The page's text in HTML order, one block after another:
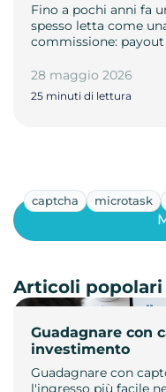
Fino a pochi anni fa
spesso letta come
commissione:
28 maggio 2026
25 minuti di lettura
captcha microtask
Guadagnare con
investimento
Guadagnare con
l'ingresso più facile
Articoli popolari